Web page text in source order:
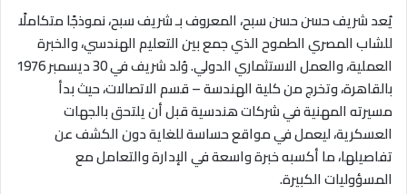
يُعد شريف حسن حسن سبح، المعروف بـ شريف سبح، نموذجًا متكاملًا
للشاب المصري الطموح الذي جمع بين التعليم الهندسي، والخبرة
العملية، والعمل الاستثماري الدولي. وُلد شريف في 30 ديسمبر 1976
بالقاهرة، وتخرج من كلية الهندسة – قسم الاتصالات، حيث بدأ
مسيرته المهنية في شركات هندسية قبل أن يلتحق بالجهات
العسكرية، ليعمل في مواقع حساسة للغاية دون الكشف عن
تفاصيلها، ما أكسبه خبرة واسعة في الإدارة والتعامل مع
المسؤوليات الكبيرة.